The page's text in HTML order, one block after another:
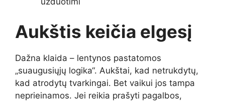
Aukštis keičia elgesį
Dažna klaida – lentynos pastatomos
„suaugusiųjų logika“. Aukštai, kad netrukdytų,
kad atrodytų tvarkingai. Bet vaikui jos tampa
neprieinamos. Jei reikia prašyti pagalbos,